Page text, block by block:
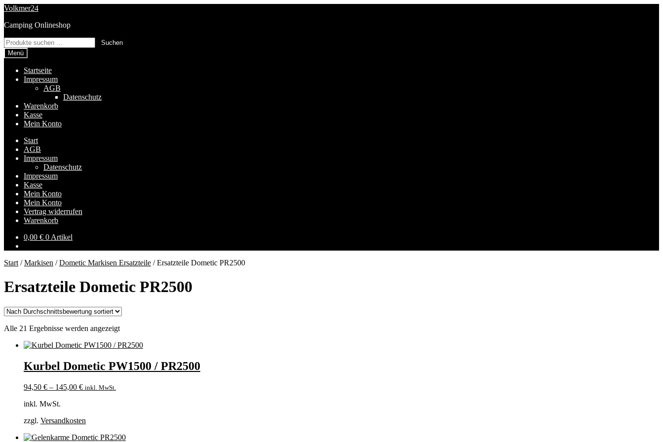
Zur
springen
Zum
springen
Volkmer24
Camping Onlineshop
Suchen
nach:
Suchen
Menü
Startseite
Impressum
AGB
Datenschutz
Warenkorb
Kasse
Mein Konto
Start
AGB
Impressum
Datenschutz
Impressum
Kasse
Mein Konto
Mein Konto
Vertrag widerrufen
Warenkorb
0,00 € 0 Artikel
Start /Markisen /Dometic Markisen Ersatzteile /Ersatzteile Dometic PR2500
Ersatzteile Dometic PR2500
Alle 21 Ergebnisse werden angezeigtNach
sortiert
Kurbel Dometic PW1500 / PR2500
94,50 € – 145,00 € inkl. MwSt.
inkl. MwSt.
zzgl. Versandkosten